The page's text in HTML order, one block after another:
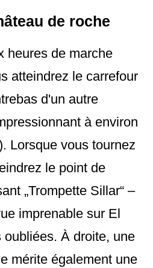
de roche
heures de marche
atteindrez le carrefour
d'un autre
à environ
Lorsque vous tournez
le point de
„Trompette Sillar“ –
imprenable sur El
À droite, une
mérite également une